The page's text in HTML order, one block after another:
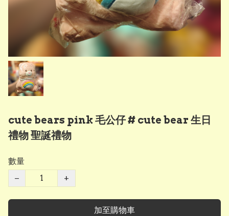
cute bears pink 毛公仔 # cute bear 生日
禮物 聖誕禮物
數量
−
+
加至購物車